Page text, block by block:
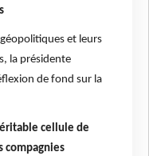
et leurs
la présidente
de fond sur la
cellule de
compagnies